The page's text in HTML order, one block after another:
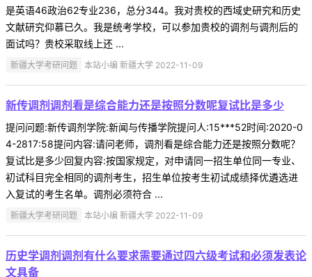
是英语46政治62专业236，总分344。我对贵校的西域史研究和历史
文献研究仰慕已久。我是统考学校，可以参加贵校的调剂与调剂后的
面试吗？贵校采取线上还 ...
新疆大学考研问题 本站小编 新疆大学 2022-11-09
新传调剂调剂看是综合能力还是按照分数呢复试比是多少
提问问题:新传调剂学院:新闻与传播学院提问人:15***52时间:2020-0
4-2817:58提问内容:请问老师，调剂看是综合能力还是按照分数呢？
复试比是多少回复内容:按国家规定，对申请同一招生单位同一专业、
初试科目完全相同的调剂考生，招生单位按考生初试成绩择优遴选进
入复试的考生名单。调剂必须符合 ...
新疆大学考研问题 本站小编 新疆大学 2022-11-09
历史学调剂调剂有什么要求需要通过四六级考试和必须发表论
文具备